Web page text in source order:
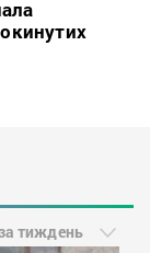
тиждень